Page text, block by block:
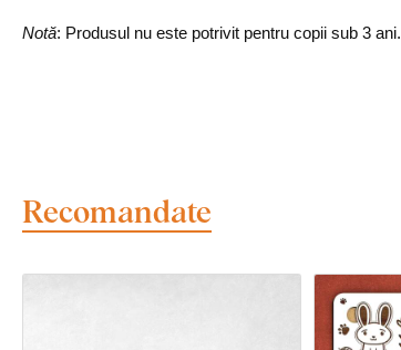
Notă: Produsul nu este potrivit pentru copii sub 3 ani.
Recomandate